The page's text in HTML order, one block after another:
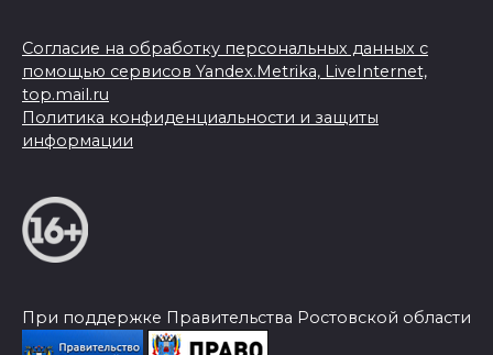
Согласие на обработку персональных данных с
помощью сервисов Yandex.Metrika, LiveInternet,
top.mail.ru
Политика конфиденциальности и защиты
информации
При поддержке Правительства Ростовской области